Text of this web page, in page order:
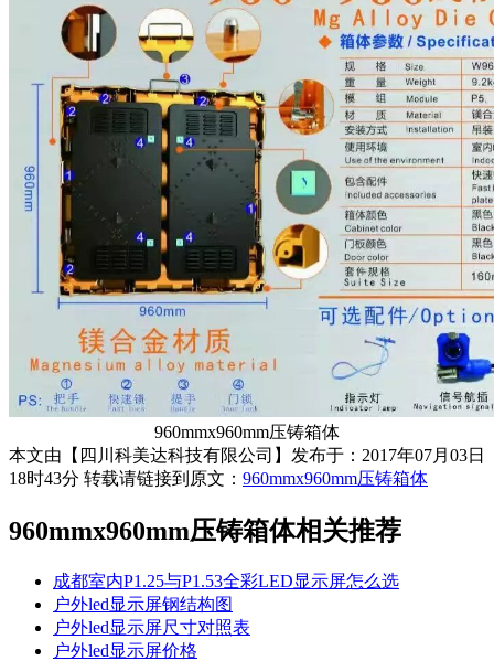
960mmx960mm压铸箱体
本文由【四川科美达科技有限公司】发布于：2017年07月03日
18时43分 转载请链接到原文： 960mmx960mm压铸箱体
960mmx960mm压铸箱体相关推荐
成都室内P1.25与P1.53全彩LED显示屏怎么选
户外led显示屏钢结构图
户外led显示屏尺寸对照表
户外led显示屏价格